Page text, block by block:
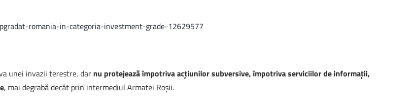
romania-in-categoria-investment-grade-12629577
unei invazii terestre, dar nu protejează împotriva acţiunilor subversive, împotriva serviciilor de informaţii,
, mai degrabă decât prin intermediul Armatei Roşii.